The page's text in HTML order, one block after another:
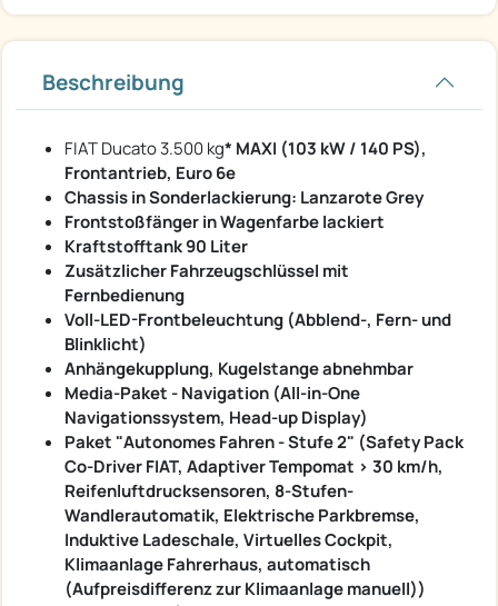
Beschreibung
FIAT Ducato 3.500 kg* MAXI (103 kW / 140 PS),
Frontantrieb, Euro 6e
Chassis in Sonderlackierung: Lanzarote Grey
Frontstoßfänger in Wagenfarbe lackiert
Kraftstofftank 90 Liter
Zusätzlicher Fahrzeugschlüssel mit
Fernbedienung
Voll-LED-Frontbeleuchtung (Abblend-, Fern- und
Blinklicht)
Anhängekupplung, Kugelstange abnehmbar
Media-Paket - Navigation (All-in-One
Navigationssystem, Head-up Display)
Paket "Autonomes Fahren - Stufe 2" (Safety Pack
Co-Driver FIAT, Adaptiver Tempomat > 30 km/h,
Reifenluftdrucksensoren, 8-Stufen-
Wandlerautomatik, Elektrische Parkbremse,
Induktive Ladeschale, Virtuelles Cockpit,
Klimaanlage Fahrerhaus, automatisch
(Aufpreisdifferenz zur Klimaanlage manuell))